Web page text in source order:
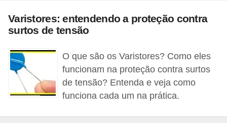
Varistores: entendendo a proteção contra
surtos de tensão
O que são os Varistores? Como eles
funcionam na proteção contra surtos
de tensão? Entenda e veja como
funciona cada um na prática.
e
u
r
i
s